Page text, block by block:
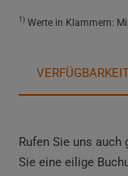
1)Werte in Klammern:
Rufen Sie uns auch
Sie eine eilige